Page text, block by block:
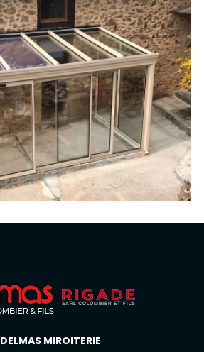
DELMAS MIROITERIE